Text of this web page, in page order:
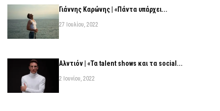
Γιάννης Καρώνης | «Πάντα υπάρχει...
27 Ιουλίου, 2022
Αλντιόν | «Τα talent shows και τα social...
2 Ιουνίου, 2022